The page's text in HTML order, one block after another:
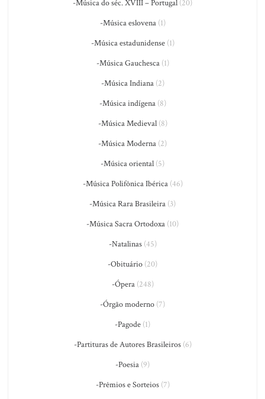
-Música do séc. XVIII – Portugal (20)
-Música eslovena(1)
-Música estadunidense(1)
-Música Gauchesca(1)
-Música Indiana(2)
-Música indígena(8)
-Música Medieval(8)
-Música Moderna (2)
-Música oriental (5)
-Música Polifônica Ibérica(46)
-Música Rara Brasileira (3)
-Música Sacra Ortodoxa (10)
-Natalinas(45)
-Obituário (20)
-Ópera(248)
-Órgão moderno (7)
-Pagode (1)
-Partituras de Autores Brasileiros(6)
-Poesia (9)
-Prêmios e Sorteios(7)